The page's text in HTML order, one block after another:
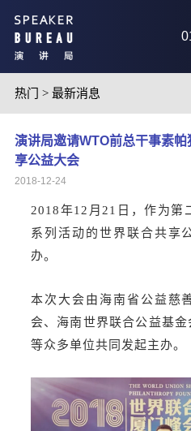
热门 > 最新消息
演讲局邀请WTO前总干事素
享公益大会
2018-12-24
2018年12月21日，作为第
系列活动的世界联合共享
办。
本次大会由海南省公益慈
会、海南世界联合公益基
等众多单位共同发起主办。